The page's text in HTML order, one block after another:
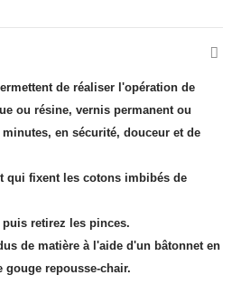
de réaliser l'opération de
ou résine, vernis permanent ou
en sécurité, douceur et de
qui fixent les cotons imbibés de
puis retirez les pinces.
de matière à l'aide d'un bâtonnet en
repousse-chair.